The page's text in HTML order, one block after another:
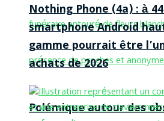
Polémique autour des
Nothing Phone (4a) : à
smartphone Android
gamme pourrait être
achats de 2026